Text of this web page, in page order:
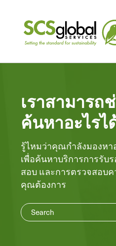
เราสามาร
ค้นหาอะไรไ
รู้ไหมว่าคุณกําลังมองหา
เพื่อค้นหาบริการการรับ
สอบ และการตรวจสอบ
คุณต้องการ